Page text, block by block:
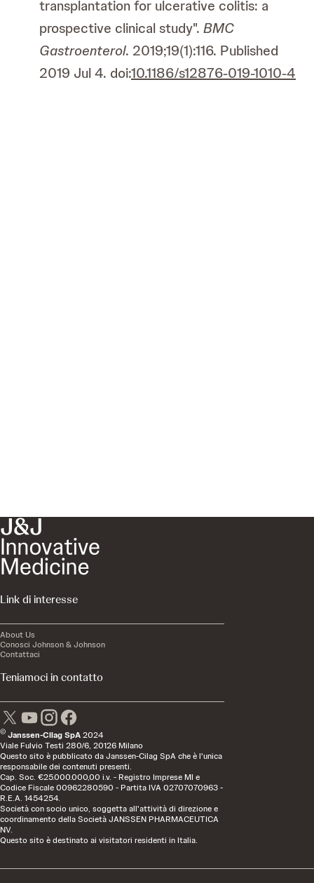
transplantation for ulcerative colitis: a
prospective clinical study". BMC
Gastroenterol. 2019;19(1):116. Published
2019 Jul 4. doi:10.1186/s12876-019-1010-4
Link di interesse
About Us
Conosci Johnson & Johnson
Contattaci
Teniamoci in contatto
© Janssen-Cilag SpA2024
Viale Fulvio Testi 280/6, 20126 Milano
Questo sito è pubblicato da Janssen-Cilag SpA che è l'unica
responsabile dei contenuti presenti.
Cap. Soc. €25.000.000,00 i.v. - Registro Imprese MI e
Codice Fiscale 00962280590 - Partita IVA 02707070963 -
R.E.A. 1454254.
Società con socio unico, soggetta all'attività di direzione e
coordinamento della Società JANSSEN PHARMACEUTICA
NV.
Questo sito è destinato ai visitatori residenti in Italia.